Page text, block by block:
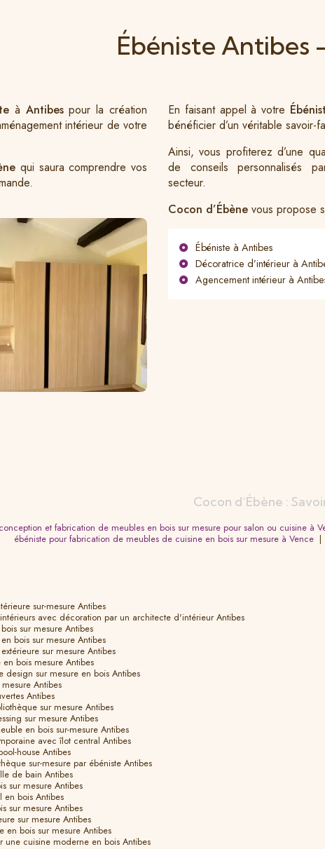
Ébéniste Antibes
à Antibespour la création
intérieur de votre
qui saura comprendre vos
En faisant appel à votre
bénéficier d’un véritable savoir-
Ainsi, vous profiterez d’une
de conseils personnalisés
secteur.
Cocon d’Ébène vous propose
Ébéniste à Antibes
Décoratrice d’intérieur à
Agencement intérieur à
Cocon d’Ébène :
et fabrication de meubles en bois sur mesure pour salon ou cuisine à
ébéniste pour fabrication de meubles de cuisine en bois sur mesure à Vence |
sur-mesure Antibes
avec décoration par un architecte d'intérieur Antibes
sur mesure Antibes
bois sur mesure Antibes
sur mesure Antibes
bois mesure Antibes
design sur mesure en bois Antibes
Antibes
Antibes
sur mesure Antibes
sur mesure Antibes
en bois sur-mesure Antibes
avec îlot central Antibes
house Antibes
sur-mesure par ébéniste Antibes
de bain Antibes
sur mesure Antibes
bois Antibes
sur mesure Antibes
sur mesure Antibes
en bois sur mesure Antibes
une cuisine moderne en bois Antibes